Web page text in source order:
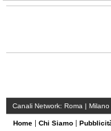
Canali Network: Roma | Milano
Home | Chi Siamo |